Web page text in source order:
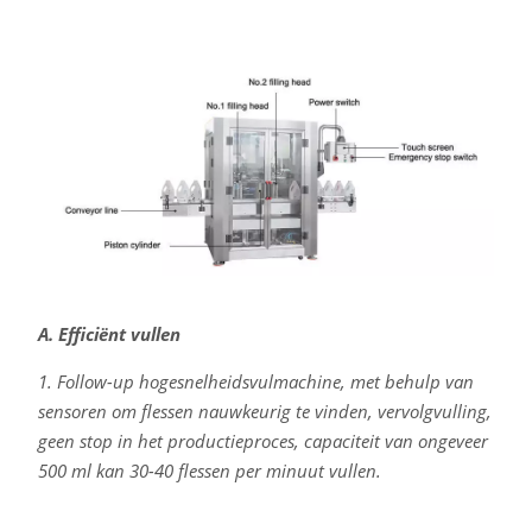
A. Efficiënt vullen
1. Follow-up hogesnelheidsvulmachine, met behulp van
sensoren om flessen nauwkeurig te vinden, vervolgvulling,
geen stop in het productieproces, capaciteit van ongeveer
500 ml kan 30-40 flessen per minuut vullen.